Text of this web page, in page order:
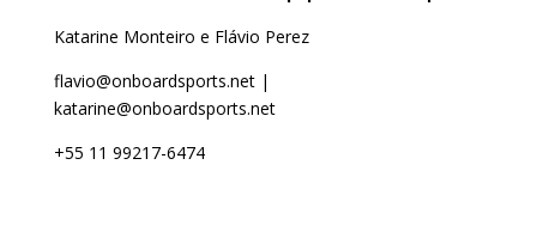
Katarine Monteiro e Flávio Perez
flavio@onboardsports.net |
katarine@onboardsports.net
+55 11 99217-6474